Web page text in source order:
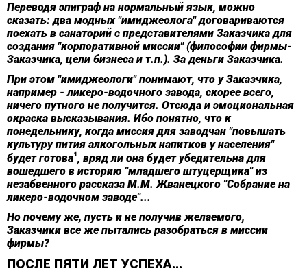
Переводя эпиграф на нормальный язык, можно
сказать: два модных "имиджеолога" договариваются
поехать в санаторий с представителями Заказчика для
создания "корпоративной миссии" (философии фирмы-
Заказчика, цели бизнеса и т.п.). За деньги Заказчика.
При этом "имиджеологи" понимают, что у Заказчика,
например - ликеро-водочного завода, скорее всего,
ничего путного не получится. Отсюда и эмоциональная
окраска высказывания. Ибо понятно, что к
понедельнику, когда миссия для заводчан "повышать
культуру пития алкогольных напитков у населения"
будет готова , вряд ли она будет убедительна для
вошедшего в историю "младшего штуцерщика" из
незабвенного рассказа М.М. Жванецкого "Собрание на
ликеро-водочном заводе"...
Но почему же, пусть и не получив желаемого,
Заказчики все же пытались разобраться в миссии
фирмы?
ПОСЛЕ ПЯТИ ЛЕТ УСПЕХА...